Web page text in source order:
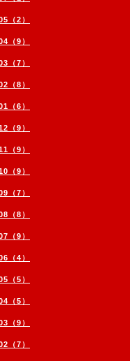
（2）
（9）
（7）
（8）
（6）
（9）
（9）
（9）
（7）
（8）
（9）
（4）
（5）
（5）
（9）
（7）